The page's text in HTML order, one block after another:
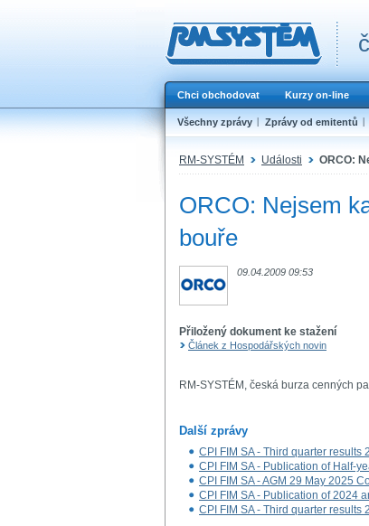
Chci obchodovat Kurzy on-line
Všechny zprávy Zprávy od emitentů
RM-SYSTÉM Události ORCO:
ORCO: Nejsem
bouře
09.04.2009 09:53
Přiložený dokument ke stažení
Článek z Hospodářských novin
RM-SYSTÉM, česká burza cenných
Další zprávy
CPI FIM SA - Third quarter results
CPI FIM SA - Publication of Half-
CPI FIM SA - AGM 29 May 2025
CPI FIM SA - Publication of 2024
CPI FIM SA - Third quarter results